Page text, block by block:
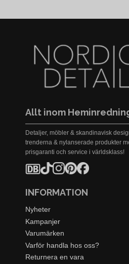
Allt inom
Detaljer, möbler & skandinavisk
trenderna & nylanserade produkter
prisgaranti och service i världsklass!
INFORMATION
Nyheter
Kampanjer
Varumärken
Varför handla hos oss?
Returnera en vara